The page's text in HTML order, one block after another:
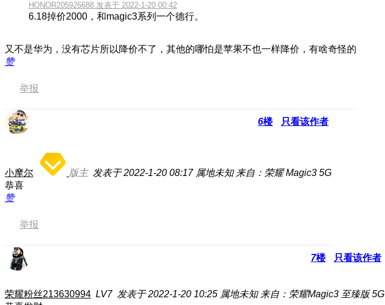
HONOR205926688 发表于 2022-1-20 00:42
6.18掉价2000，和magic3系列一个德行。
又不是华为，没有芯片所以降价不了，其他的哪怕是苹果不也一样降价，有啥奇怪的
赞
举报
6楼 只看该作者
小摩尔 版主 发表于 2022-1-20 08:17 属地未知 来自：荣耀 Magic3 5G
恭喜
赞
举报
7楼 只看该作者
荣耀粉丝213630994 LV7 发表于 2022-1-20 10:25 属地未知 来自：荣耀Magic3 至臻版 5G